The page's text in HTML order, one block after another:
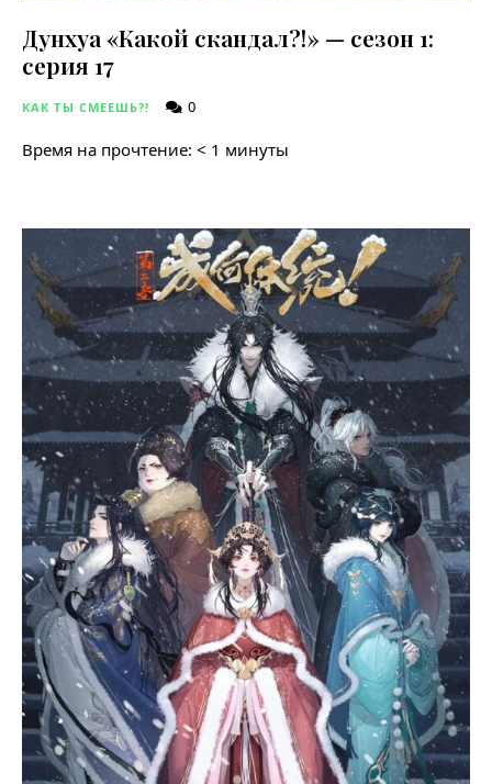
Дунхуа «Какой скандал?!» — сезон 1:
серия 17
КАК ТЫ СМЕЕШЬ?! 0
Время на прочтение: < 1 минуты